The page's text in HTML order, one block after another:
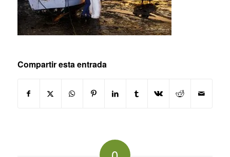
Compartir esta entrada